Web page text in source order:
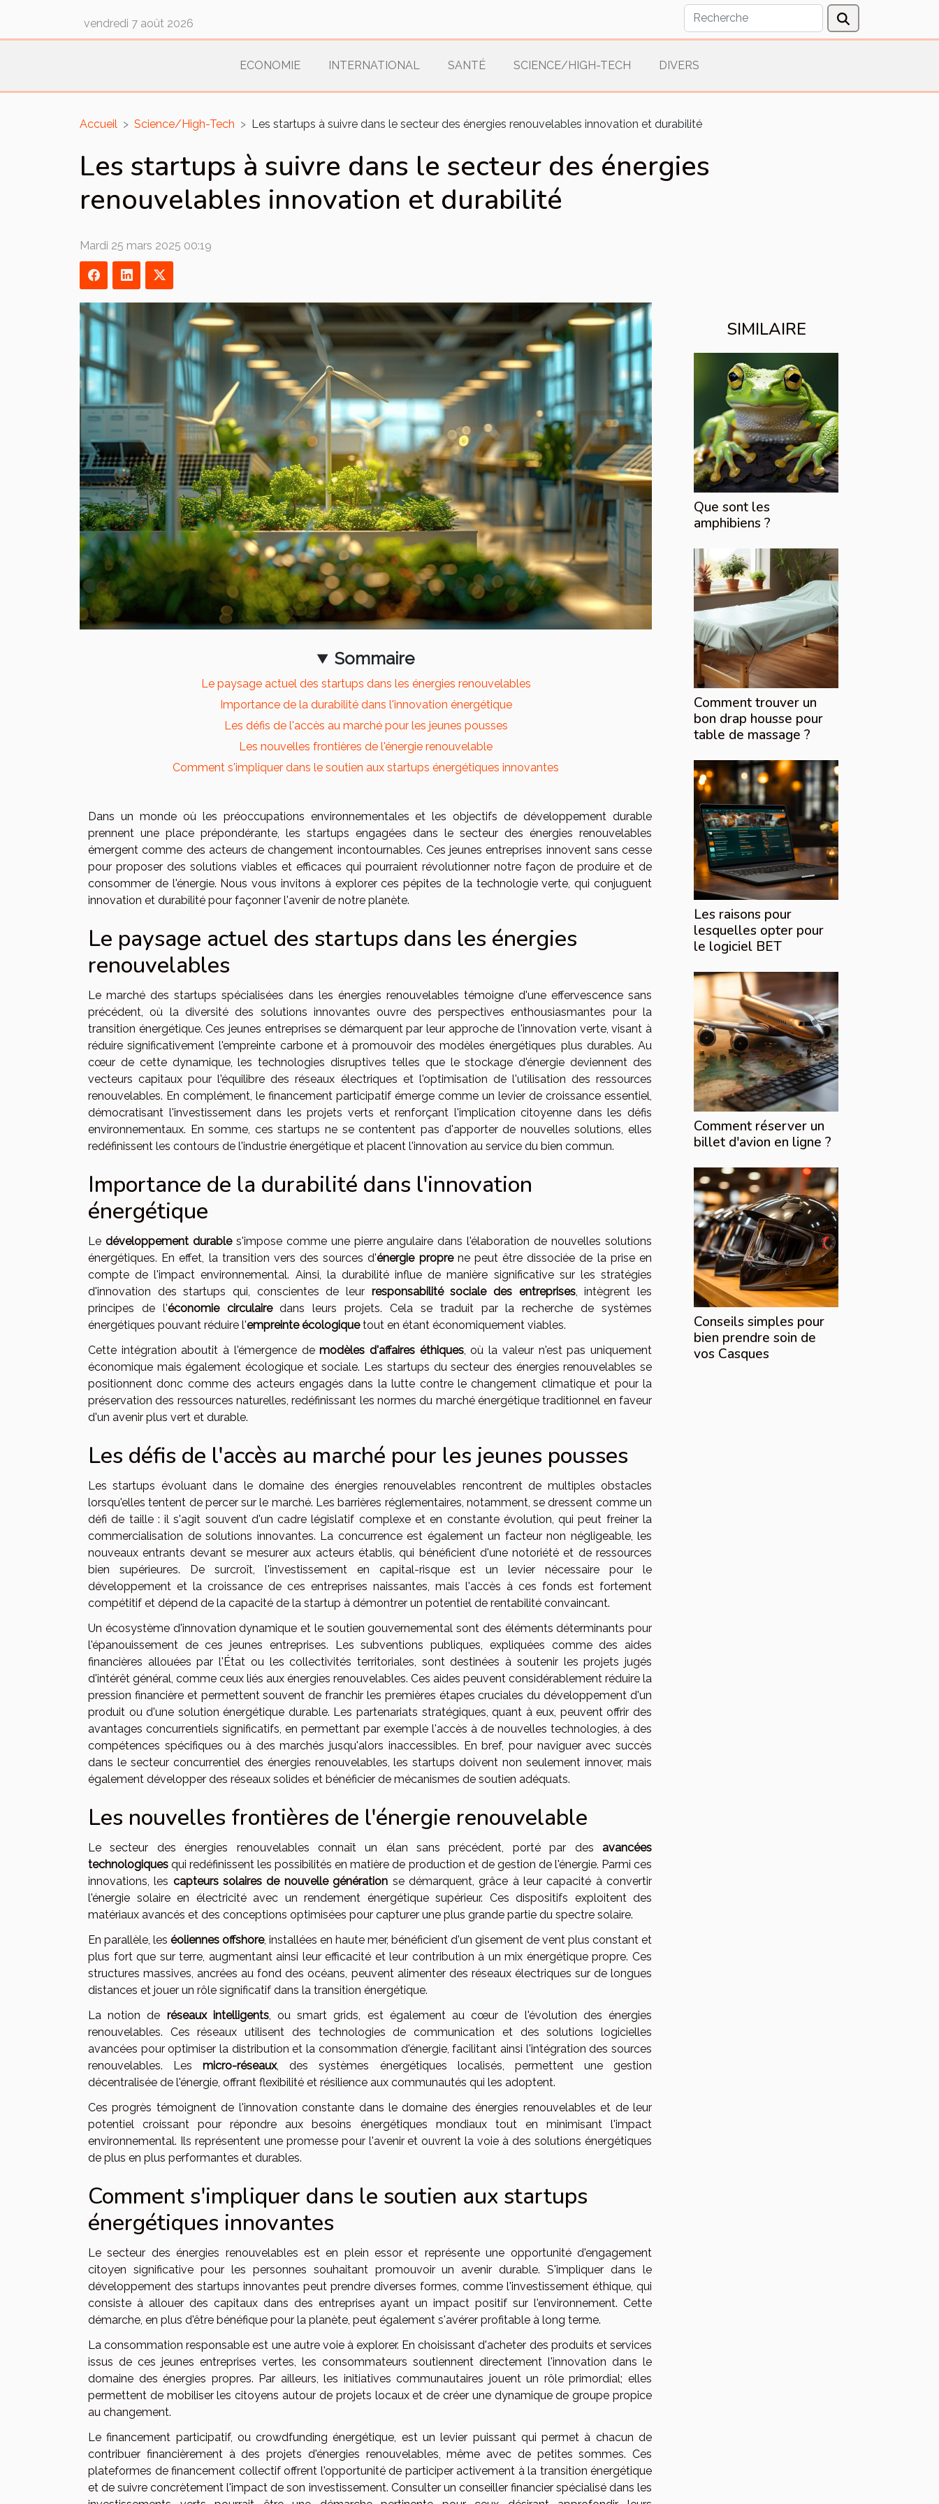
vendredi 7 août 2026
ECONOMIE INTERNATIONAL SANTÉ SCIENCE/HIGH-TECH DIVERS
Accueil Science/High-Tech Les startups à suivre dans le secteur des énergies renouvelables innovation et durabilité
Les startups à suivre dans le secteur des énergies
renouvelables innovation et durabilité
Mardi 25 mars 2025 00:19
Sommaire
Le paysage actuel des startups dans les énergies renouvelables
Importance de la durabilité dans l'innovation énergétique
Les défis de l'accès au marché pour les jeunes pousses
Les nouvelles frontières de l'énergie renouvelable
Comment s'impliquer dans le soutien aux startups énergétiques innovantes
Dans un monde où les préoccupations environnementales et les objectifs de développement durable
prennent une place prépondérante, les startups engagées dans le secteur des énergies renouvelables
émergent comme des acteurs de changement incontournables. Ces jeunes entreprises innovent sans cesse
pour proposer des solutions viables et efficaces qui pourraient révolutionner notre façon de produire et de
consommer de l'énergie. Nous vous invitons à explorer ces pépites de la technologie verte, qui conjuguent
innovation et durabilité pour façonner l'avenir de notre planète.
Le paysage actuel des startups dans les énergies
renouvelables
Le marché des startups spécialisées dans les énergies renouvelables témoigne d'une effervescence sans
précédent, où la diversité des solutions innovantes ouvre des perspectives enthousiasmantes pour la
transition énergétique. Ces jeunes entreprises se démarquent par leur approche de l'innovation verte, visant à
réduire significativement l'empreinte carbone et à promouvoir des modèles énergétiques plus durables. Au
cœur de cette dynamique, les technologies disruptives telles que le stockage d'énergie deviennent des
vecteurs capitaux pour l'équilibre des réseaux électriques et l'optimisation de l'utilisation des ressources
renouvelables. En complément, le financement participatif émerge comme un levier de croissance essentiel,
démocratisant l'investissement dans les projets verts et renforçant l'implication citoyenne dans les défis
environnementaux. En somme, ces startups ne se contentent pas d'apporter de nouvelles solutions, elles
redéfinissent les contours de l'industrie énergétique et placent l'innovation au service du bien commun.
Importance de la durabilité dans l'innovation
énergétique
Le développement durables'impose comme une pierre angulaire dans l'élaboration de nouvelles solutions
énergétiques. En effet, la transition vers des sources d'énergie proprene peut être dissociée de la prise en
compte de l'impact environnemental. Ainsi, la durabilité influe de manière significative sur les stratégies
d'innovation des startups qui, conscientes de leur responsabilité sociale des entreprises, intègrent les
principes de l'économie circulairedans leurs projets. Cela se traduit par la recherche de systèmes
énergétiques pouvant réduire l'empreinte écologiquetout en étant économiquement viables.
Cette intégration aboutit à l'émergence demodèles d'affaires éthiques, où la valeur n'est pas uniquement
économique mais également écologique et sociale. Les startups du secteur des énergies renouvelables se
positionnent donc comme des acteurs engagés dans la lutte contre le changement climatique et pour la
préservation des ressources naturelles, redéfinissant les normes du marché énergétique traditionnel en faveur
d'un avenir plus vert et durable.
Les défis de l'accès au marché pour les jeunes pousses
Les startups évoluant dans le domaine des énergies renouvelables rencontrent de multiples obstacles
lorsqu'elles tentent de percer sur le marché. Les barrières réglementaires, notamment, se dressent comme un
défi de taille : il s'agit souvent d'un cadre législatif complexe et en constante évolution, qui peut freiner la
commercialisation de solutions innovantes. La concurrence est également un facteur non négligeable, les
nouveaux entrants devant se mesurer aux acteurs établis, qui bénéficient d'une notoriété et de ressources
bien supérieures. De surcroît, l'investissement en capital-risque est un levier nécessaire pour le
développement et la croissance de ces entreprises naissantes, mais l'accès à ces fonds est fortement
compétitif et dépend de la capacité de la startup à démontrer un potentiel de rentabilité convaincant.
Un écosystème d'innovation dynamique et le soutien gouvernemental sont des éléments déterminants pour
l'épanouissement de ces jeunes entreprises. Les subventions publiques, expliquées comme des aides
financières allouées par l'État ou les collectivités territoriales, sont destinées à soutenir les projets jugés
d'intérêt général, comme ceux liés aux énergies renouvelables. Ces aides peuvent considérablement réduire la
pression financière et permettent souvent de franchir les premières étapes cruciales du développement d'un
produit ou d'une solution énergétique durable. Les partenariats stratégiques, quant à eux, peuvent offrir des
avantages concurrentiels significatifs, en permettant par exemple l'accès à de nouvelles technologies, à des
compétences spécifiques ou à des marchés jusqu'alors inaccessibles. En bref, pour naviguer avec succès
dans le secteur concurrentiel des énergies renouvelables, les startups doivent non seulement innover, mais
également développer des réseaux solides et bénéficier de mécanismes de soutien adéquats.
Les nouvelles frontières de l'énergie renouvelable
Le secteur des énergies renouvelables connaît un élan sans précédent, porté par des avancées
technologiques qui redéfinissent les possibilités en matière de production et de gestion de l'énergie. Parmi ces
innovations, les capteurs solaires de nouvelle génération se démarquent, grâce à leur capacité à convertir
l'énergie solaire en électricité avec un rendement énergétique supérieur. Ces dispositifs exploitent des
matériaux avancés et des conceptions optimisées pour capturer une plus grande partie du spectre solaire.
En parallèle, les éoliennes offshore, installées en haute mer, bénéficient d'un gisement de vent plus constant et
plus fort que sur terre, augmentant ainsi leur efficacité et leur contribution à un mix énergétique propre. Ces
structures massives, ancrées au fond des océans, peuvent alimenter des réseaux électriques sur de longues
distances et jouer un rôle significatif dans la transition énergétique.
La notion de réseaux intelligents, ou smart grids, est également au cœur de l'évolution des énergies
renouvelables. Ces réseaux utilisent des technologies de communication et des solutions logicielles
avancées pour optimiser la distribution et la consommation d'énergie, facilitant ainsi l'intégration des sources
renouvelables. Lesmicro-réseaux, des systèmes énergétiques localisés, permettent une gestion
décentralisée de l'énergie, offrant flexibilité et résilience aux communautés qui les adoptent.
Ces progrès témoignent de l'innovation constante dans le domaine des énergies renouvelables et de leur
potentiel croissant pour répondre aux besoins énergétiques mondiaux tout en minimisant l'impact
environnemental. Ils représentent une promesse pour l'avenir et ouvrent la voie à des solutions énergétiques
de plus en plus performantes et durables.
Comment s'impliquer dans le soutien aux startups
énergétiques innovantes
Le secteur des énergies renouvelables est en plein essor et représente une opportunité d'engagement
citoyen significative pour les personnes souhaitant promouvoir un avenir durable. S'impliquer dans le
développement des startups innovantes peut prendre diverses formes, comme l'investissement éthique, qui
consiste à allouer des capitaux dans des entreprises ayant un impact positif sur l'environnement. Cette
démarche, en plus d'être bénéfique pour la planète, peut également s'avérer profitable à long terme.
La consommation responsable est une autre voie à explorer. En choisissant d'acheter des produits et services
issus de ces jeunes entreprises vertes, les consommateurs soutiennent directement l'innovation dans le
domaine des énergies propres. Par ailleurs, les initiatives communautaires jouent un rôle primordial; elles
permettent de mobiliser les citoyens autour de projets locaux et de créer une dynamique de groupe propice
au changement.
Le financement participatif, ou crowdfunding énergétique, est un levier puissant qui permet à chacun de
contribuer financièrement à des projets d'énergies renouvelables, même avec de petites sommes. Ces
plateformes de financement collectif offrent l'opportunité de participer activement à la transition énergétique
et de suivre concrètement l'impact de son investissement. Consulter un conseiller financier spécialisé dans les
SIMILAIRE
Que sont les
amphibiens ?
Comment trouver un
bon drap housse pour
table de massage ?
Les raisons pour
lesquelles opter pour
le logiciel BET
Comment réserver un
billet d'avion en ligne ?
Conseils simples pour
bien prendre soin de
vos Casques